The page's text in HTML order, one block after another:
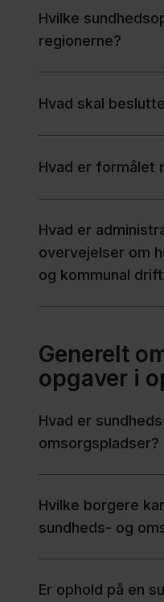
Hvilke
regionerne?
Hvad skal
Hvad er formålet
Hvad er
overvejelser om
og kommunal
Generelt
opgaver i
Hvad er
omsorgspladser?
Hvilke borgere
sundheds- og
Er ophold på en